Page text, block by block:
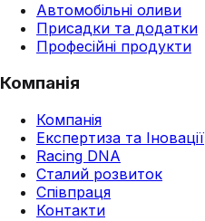
Автомобільні оливи
Присадки та додатки
Професійні продукти
Компанія
Компанія
Експертиза та Іновації
Racing DNA
Сталий розвиток
Співпраця
Контакти